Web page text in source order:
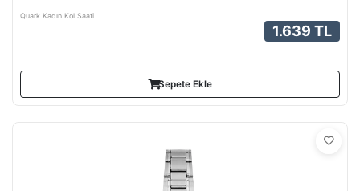
Quark Kadın Kol Saati
1.639 TL
Sepete Ekle